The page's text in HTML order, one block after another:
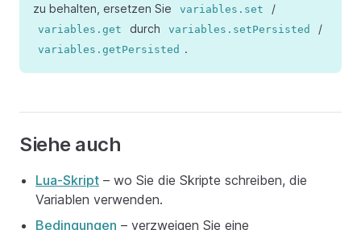
zu behalten, ersetzen Sie
variables.set /
variables.get durch variables.setPersisted /
variables.getPersisted .
Siehe auch
Lua-Skript – wo Sie die Skripte schreiben, die
Variablen verwenden.
Bedingungen – verzweigen Sie eine